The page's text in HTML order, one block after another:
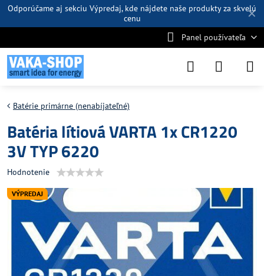
✕
Odporúčame aj sekciu Výpredaj, kde nájdete naše produkty za skvelú
cenu
Panel používateľa
VÝPREDAJ
Batérie primárne (nenabíjateľné)
Batéria lítiová VARTA 1x CR1220
3V TYP 6220
Hodnotenie